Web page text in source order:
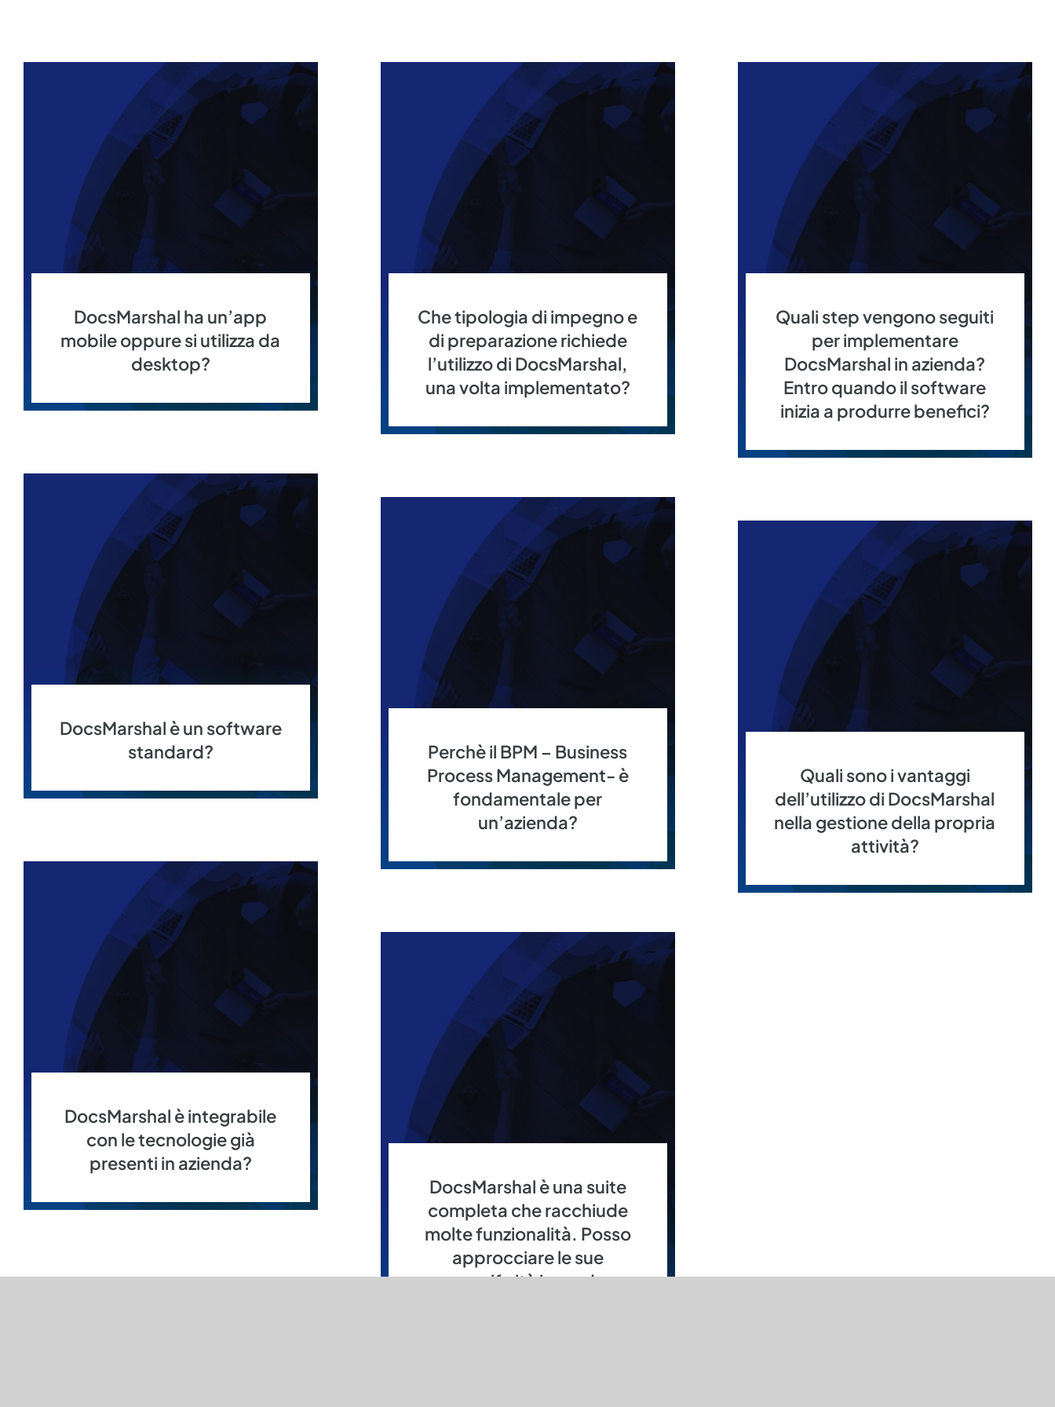
DocsMarshal ha un’app
mobile oppure si utilizza da
desktop?
Che tipologia di impegno e
di preparazione richiede
l’utilizzo di DocsMarshal,
una volta implementato?
Quali step vengono seguiti
per implementare
DocsMarshal in azienda?
Entro quando il software
inizia a produrre benefici?
DocsMarshal è un software
standard?
Perchè il BPM – Business
Process Management- è
fondamentale per
un’azienda?
Quali sono i vantaggi
dell’utilizzo di DocsMarshal
nella gestione della propria
attività?
DocsMarshal è integrabile
con le tecnologie già
presenti in azienda?
DocsMarshal è una suite
completa che racchiude
molte funzionalità. Posso
approcciare le sue
specificità in modo